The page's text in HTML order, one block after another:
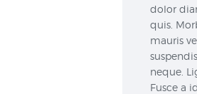
dolor
quis.
mauris
neque.
Fusce a